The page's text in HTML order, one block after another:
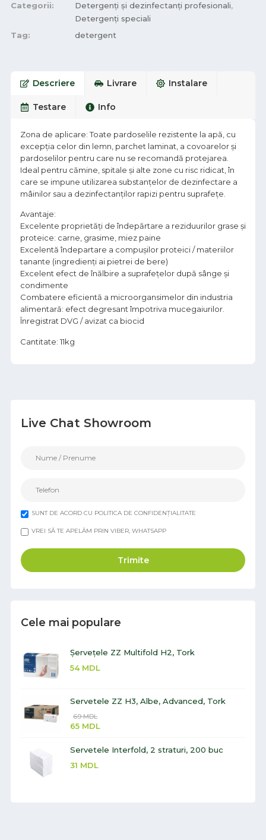
Live Chat Showroom
SUNT DE ACORD CU POLITICA DE CONFIDENȚIALITATE
VREI SĂ TE APELĂM PRIN VIBER, WHATSAPP
Trimite
Cele mai populare
Șervețele ZZ Multifold H2, Tork
54 MDL
Servetele ZZ H3, Albe, Advanced, Tork
69MDL
65 MDL
Servetele Interfold, 2 straturi, 200 buc
31 MDL
Categorii:
Detergenți și dezinfectanți profesionali,
Detergenți speciali
Tag:
detergent
Descriere Livrare Instalare
Testare Info
Zona de aplicare: Toate pardoselile rezistente la apă, cu
excepția celor din lemn, parchet laminat, a covoarelor și
pardoselilor pentru care nu se recomandă protejarea.
Ideal pentru cămine, spitale și alte zone cu risc ridicat, în
care se impune utilizarea substanțelor de dezinfectare a
mâinilor sau a dezinfectanților rapizi pentru suprafețe.
Avantaje:
Excelente proprietăți de îndepărtare a reziduurilor grase și
proteice: carne, grasime, miez paine
Excelentă îndepartare a compușilor proteici / materiilor
tanante (ingredienți ai pietrei de bere)
Excelent efect de înălbire a suprafețelor după sânge și
condimente
Combatere eficientă a microorgansimelor din industria
alimentară: efect degresant împotriva mucegaiurilor.
Înregistrat DVG / avizat ca biocid
Cantitate: 11kg